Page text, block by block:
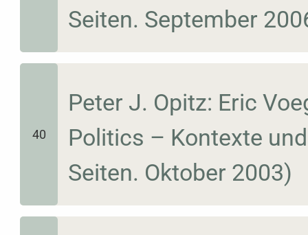
Seiten. September
40
Peter J. Opitz: Eric
Politics – Kontexte
Seiten. Oktober 2003)